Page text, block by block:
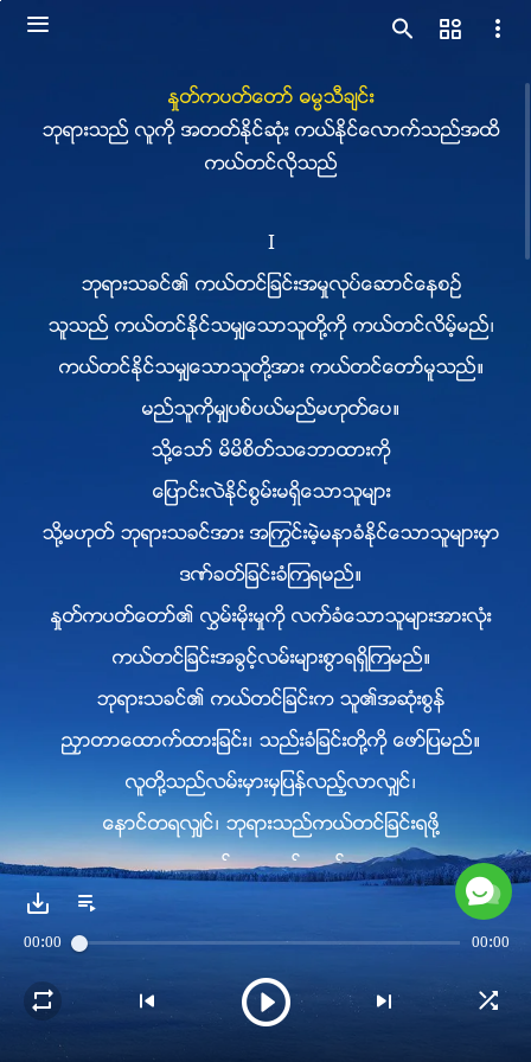
ႏႈတ္ကပတ္ေတာ္ ဓမၼသီခ်င္း
ဘုရားသည္ လူကို အတတ္ႏိုင္ဆုံး ကယ္ႏိုင္ေလာက္သည္အထိ
ကယ္တင္လိုသည္
I
ဘုရားသခင္၏ ကယ္တင္ျခင္းအမႈလုပ္ေဆာင္ေနစဥ္
သူသည္ ကယ္တင္ႏိုင္သမွ်ေသာသူတို႔ကို ကယ္တင္လိမ့္မည္၊
ကယ္တင္ႏိုင္သမွ်ေသာသူတို႔အား ကယ္တင္ေတာ္မူသည္။
မည္သူကိုမွ်ပစ္ပယ္မည္မဟုတ္ေပ။
သို႔ေသာ္ မိမိစိတ္သေဘာထားကို
ေျပာင္းလဲႏိုင္စြမ္းမရွိေသာသူမ်ား
သို႔မဟုတ္ ဘုရားသခင္အား အႂကြင္းမဲ့မနာခံႏိုင္ေသာသူမ်ားမွာ
ဒဏ္ခတ္ျခင္းခံၾကရမည္။
ႏႈတ္ကပတ္ေတာ္၏ လႊမ္းမိုးမႈကို လက္ခံေသာသူမ်ားအားလုံး
ကယ္တင္ျခင္းအခြင့္လမ္းမ်ားစြာရရွိၾကမည္။
ဘုရားသခင္၏ ကယ္တင္ျခင္းက သူ၏အဆုံးစြန္
ညႇာတာေထာက္ထားျခင္း၊ သည္းခံျခင္းတို႔ကို ေဖာ္ျပမည္။
လူတို႔သည္လမ္းမွားမွျပန္လည့္လာလွ်င္၊
ေနာင္တရလွ်င္၊ ဘုရားသည္ကယ္တင္ျခင္းရဖို႔
အခြင့္ေပးေတာ္မူမည္။
ႏႈတ္ကပတ္ေတာ္လုပ္ေဆာင္မႈအဆင့္သည္
လူတို႔နားမလည္ႏိုင္ေသာ လမ္းခရီးမ်ားႏွင့္
နက္နဲေသာအရာမ်ားအား လမ္းဖြင့္ျပသည္။
00:00 00:00